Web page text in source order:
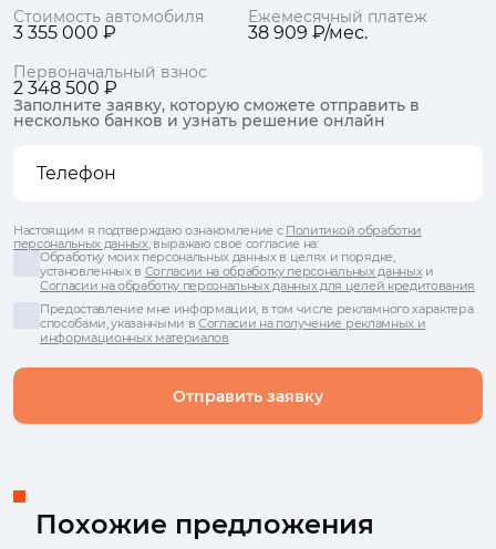
Стоимость автомобиля
3 355 000 ₽
Ежемесячный платеж
38 909 ₽/мес.
Первоначальный взнос
2 348 500 ₽
Заполните заявку, которую сможете отправить в
несколько банков и узнать решение онлайн
Отправить заявку
Настоящим я подтверждаю ознакомление с Политикой обработки
персональных данных, выражаю свое согласие на:
Обработку моих персональных данных в целях и порядке,
установленных в Согласии на обработку персональных данныхи
Согласии на обработку персональных данных для целей кредитования
Предоставление мне информации, в том числе рекламного характера
способами, указанными вСогласии на получение рекламных и
информационных материалов
Похожие предложения